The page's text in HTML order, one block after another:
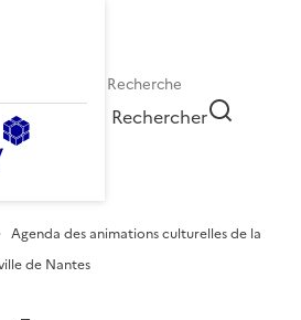
Rechercher
Agenda des animations culturelles de la
de Nantes